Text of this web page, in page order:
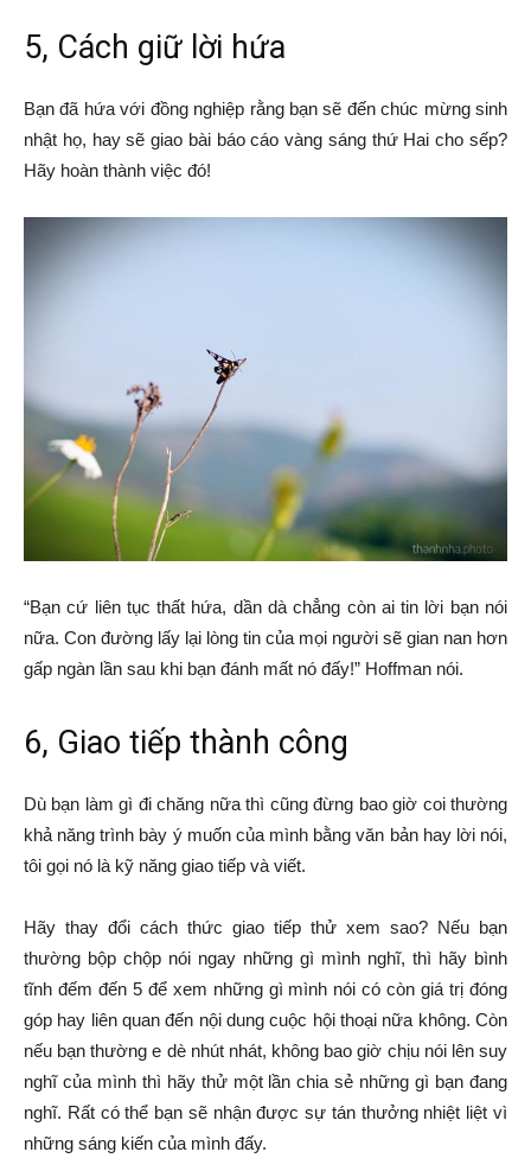
5, Cách giữ lời hứa
Bạn đã hứa với đồng nghiệp rằng bạn sẽ đến chúc mừng sinh
nhật họ, hay sẽ giao bài báo cáo vàng sáng thứ Hai cho sếp?
Hãy hoàn thành việc đó!
“Bạn cứ liên tục thất hứa, dần dà chẳng còn ai tin lời bạn nói
nữa. Con đường lấy lại lòng tin của mọi người sẽ gian nan hơn
gấp ngàn lần sau khi bạn đánh mất nó đấy!” Hoffman nói.
6, Giao tiếp thành công
Dù bạn làm gì đi chăng nữa thì cũng đừng bao giờ coi thường
khả năng trình bày ý muốn của mình bằng văn bản hay lời nói,
tôi gọi nó là kỹ năng giao tiếp và viết.
Hãy thay đổi cách thức giao tiếp thử xem sao? Nếu bạn
thường bộp chộp nói ngay những gì mình nghĩ, thì hãy bình
tĩnh đếm đến 5 để xem những gì mình nói có còn giá trị đóng
góp hay liên quan đến nội dung cuộc hội thoại nữa không. Còn
nếu bạn thường e dè nhút nhát, không bao giờ chịu nói lên suy
nghĩ của mình thì hãy thử một lần chia sẻ những gì bạn đang
nghĩ. Rất có thể bạn sẽ nhận được sự tán thưởng nhiệt liệt vì
những sáng kiến của mình đấy.